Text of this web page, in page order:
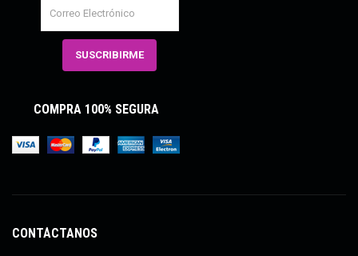
COMPRA 100% SEGURA
CONTÁCTANOS